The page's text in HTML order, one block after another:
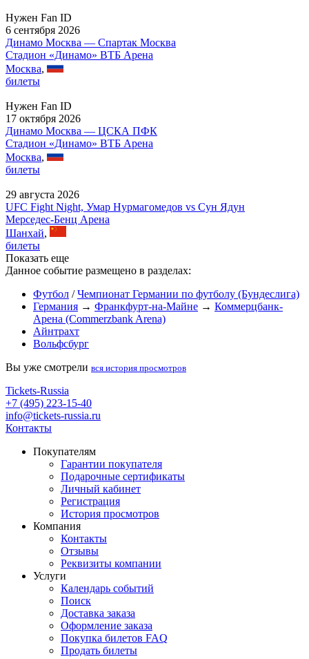
Нужен Fan ID
6 сентября 2026
Динамо Москва — Спартак Москва
Стадион «Динамо» ВТБ Арена
Москва,
билеты
Нужен Fan ID
17 октября 2026
Динамо Москва — ЦСКА ПФК
Стадион «Динамо» ВТБ Арена
Москва,
билеты
29 августа 2026
UFC Fight Night, Умар Нурмагомедов vs Сун Ядун
Мерседес-Бенц Арена
Шанхай,
билеты
Показать еще
Данное событие размещено в разделах:
Футбол /Чемпионат Германии по футболу (Бундеслига)
Германия → Франкфурт-на-Майне → Коммерцбанк-
Арена (Commerzbank Arena)
Айнтрахт
Вольфсбург
Вы уже смотрели вся история просмотров
Tickets-Russia
+7 (495) 223-15-40
info@tickets-russia.ru
Контакты
Покупателям
Гарантии покупателя
Подарочные сертификаты
Личный кабинет
Регистрация
История просмотров
Компания
Контакты
Отзывы
Реквизиты компании
Услуги
Календарь событий
Поиск
Доставка заказа
Оформление заказа
Покупка билетов FAQ
Продать билеты